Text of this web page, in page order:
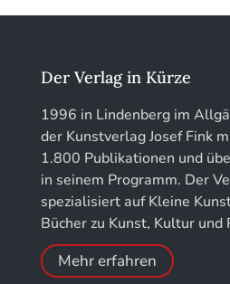
löhe:porträts
Jahresschriften der DGC
für Chronometrie
Jahrbuch der Stiftung
Gärten
Der Verlag in Kürze
1996 in Lindenberg im
der Kunstverlag Josef Fink
1.800 Publikationen und
in seinem Programm. Der
spezialisiert auf Kleine
Bücher zu Kunst, Kultur und
Mehr erfahren